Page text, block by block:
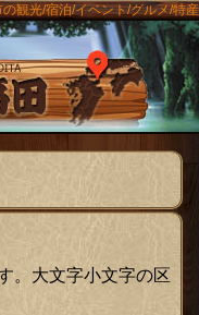
の観光/宿泊/イベント/グルメ/特産
The豊後
。大文字小文字の区